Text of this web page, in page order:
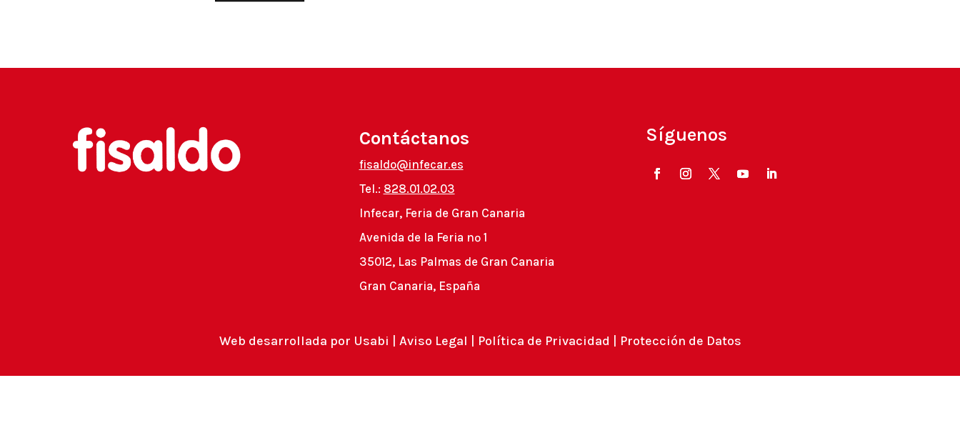
Contáctanos
fisaldo@infecar.es
Tel.: 828.01.02.03
Infecar, Feria de Gran Canaria
Avenida de la Feria nº 1
35012, Las Palmas de Gran Canaria
Gran Canaria, España
Síguenos
Web desarrollada por Usabi Aviso Legal Política de Privacidad Protección de Datos